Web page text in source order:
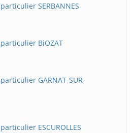
SERBANNES
BiOZAT
GARNAT-SUR-
ESCUROLLES